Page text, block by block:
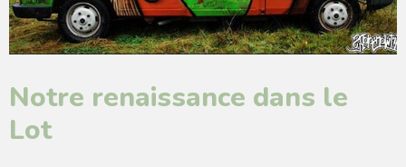
Notre renaissance dans le
Lot